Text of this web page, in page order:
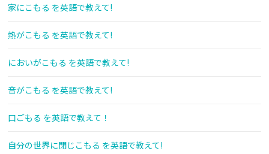
家にこもる を英語で教えて!
熱がこもる を英語で教えて!
においがこもる を英語で教えて!
音がこもる を英語で教えて!
口ごもる を英語で教えて！
自分の世界に閉じこもる を英語で教えて!